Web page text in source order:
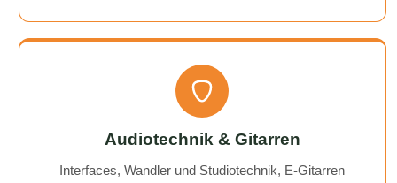
Audiotechnik & Gitarren
Interfaces, Wandler und Studiotechnik, E-Gitarren